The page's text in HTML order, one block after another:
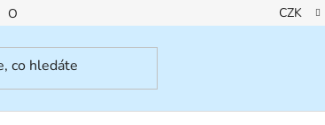
O nás Reklamační řád
CZK